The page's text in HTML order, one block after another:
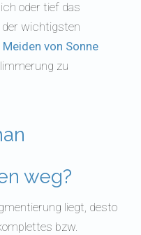
oder tief das
der wichtigsten
Meiden von Sonne
zu
weg?
liegt, desto
bzw.